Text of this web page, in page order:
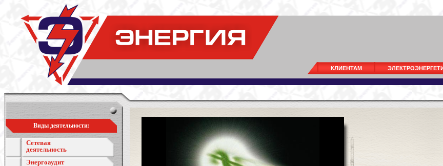
КЛИЕНТАМ
Виды деятельности:
Сетевая
деятельность
Энергоаудит